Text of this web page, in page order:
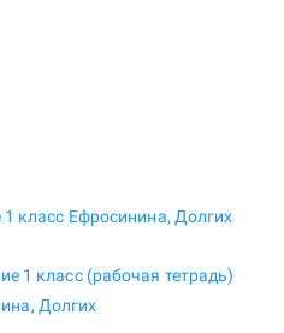
класс Ефросинина, Долгих